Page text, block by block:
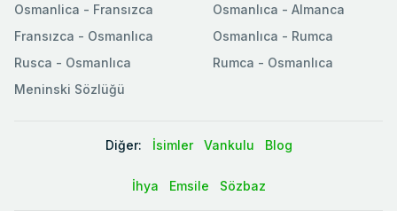
Osmanlica - Fransızca
Fransızca - Osmanlıca
Rusca - Osmanlıca
Meninski Sözlüğü
Osmanlıca - Almanca
Osmanlıca - Rumca
Rumca - Osmanlıca
Diğer: İsimler Vankulu Blog
İhya Emsile Sözbaz